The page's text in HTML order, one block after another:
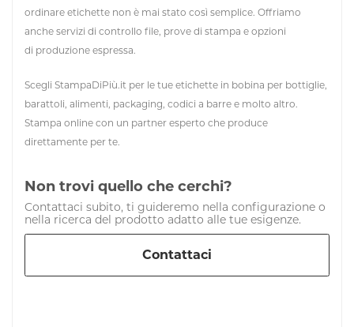
ordinare etichette non è mai stato così semplice. Offriamo
anche servizi di controllo file, prove di stampa e opzioni
di produzione espressa.
Scegli StampaDiPiù.it per le tue etichette in bobina per bottiglie,
barattoli, alimenti, packaging, codici a barre e molto altro.
Stampa online con un partner esperto che produce
direttamente per te.
Non trovi quello che cerchi?
Contattaci subito, ti guideremo nella configurazione o
nella ricerca del prodotto adatto alle tue esigenze.
Contattaci